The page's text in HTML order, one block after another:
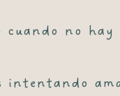
no
intentando